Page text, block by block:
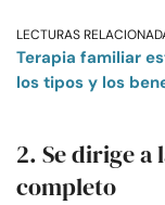
LECTURAS
Terapia familiar
los tipos y los
2. Se dirige a
completo